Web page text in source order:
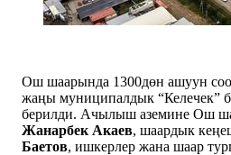
Ош шаарында 1300дөн ашуун
жаңы муниципалдык “Келечек”
берилди. Ачылыш аземине Ош
Жанарбек Акаев, шаардык
Баетов, ишкерлер жана шаар